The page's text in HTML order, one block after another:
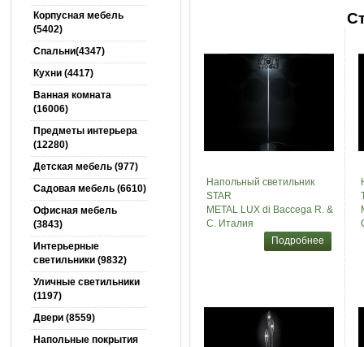
Корпусная мебель
(5402)
Спальни(4347)
Кухни (4417)
Ванная комната
(16006)
Предметы интерьера
(12280)
Детская мебель (977)
Садовая мебель (6610)
Офисная мебель
(3843)
Интерьерные
светильники (9832)
Уличные светильники
(1197)
Двери (8559)
Напольные покрытия
Напольный светильник
STAR
METAL LUX di Baccega R. &
C. Италия
Подробнее